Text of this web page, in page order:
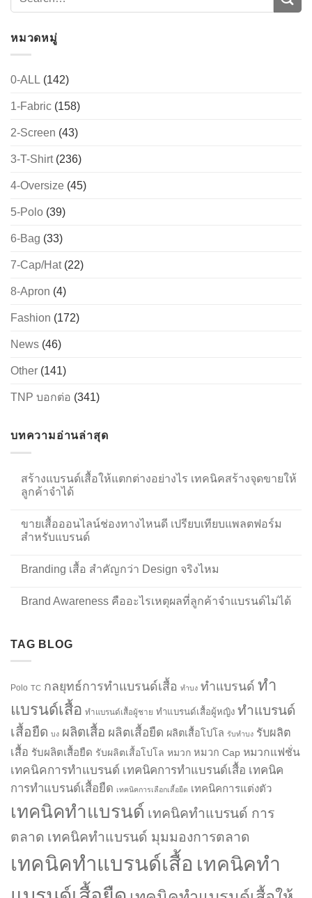
หมวดหมู่
0-ALL (142)
1-Fabric (158)
2-Screen (43)
3-T-Shirt(236)
4-Oversize (45)
5-Polo (39)
6-Bag (33)
7-Cap/Hat(22)
8-Apron (4)
Fashion (172)
News (46)
Other (141)
TNP บอกต่อ (341)
บทความอ่านล่าสุด
สร้างแบรนด์เสื้อให้แตกต่างอย่างไร เทคนิคสร้างจุดขายให้
ลูกค้าจำได้
ขายเสื้อออนไลน์ช่องทางไหนดี เปรียบเทียบแพลตฟอร์ม
สำหรับแบรนด์
Branding เสื้อ สำคัญกว่า Design จริงไหม
Brand Awareness คืออะไรเหตุผลที่ลูกค้าจำแบรนด์ไม่ได้
TAG BLOG
Polo TC กลยุทธ์การทำแบรนด์เสื้อ ทำบง ทำแบรนด์ ทำ
แบรนด์เสื้อ ทำแบรนด์เสื้อผู้ชาย ทำแบรนด์เสื้อผู้หญิง ทำแบรนด์
เสื้อยืด บง ผลิตเสื้อ ผลิตเสื้อยืด ผลิตเสื้อโปโล รับทำบง รับผลิต
เสื้อ รับผลิตเสื้อยืด รับผลิตเสื้อโปโล หมวก หมวก Cap หมวกแฟชั่น
เทคนิคการทำแบรนด์ เทคนิคการทำแบรนด์เสื้อ เทคนิค
การทำแบรนด์เสื้อยืด เทคนิคการเลือกเสื้อยืด เทคนิคการแต่งตัว
เทคนิคทำแบรนด์ เทคนิคทำแบรนด์ การ
ตลาด เทคนิคทำแบรนด์ มุมมองการตลาด
เทคนิคทำแบรนด์เสื้อ เทคนิคทำ
CONTACT US